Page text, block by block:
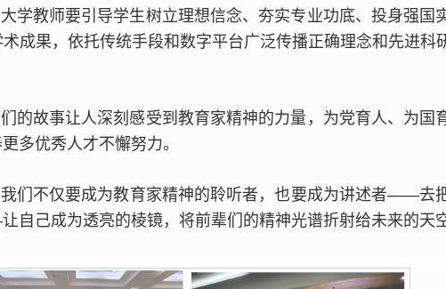
学教师要引导学生树立理想信念、夯实专业功底、投身强国
成果，依托传统手段和数字平台广泛传播正确理念和先进科
的故事让人深刻感受到教育家精神的力量，为党育人、为国
多优秀人才不懈努力。
们不仅要成为教育家精神的聆听者，也要成为讲述者——去
己成为透亮的棱镜，将前辈们的精神光谱折射给未来的天